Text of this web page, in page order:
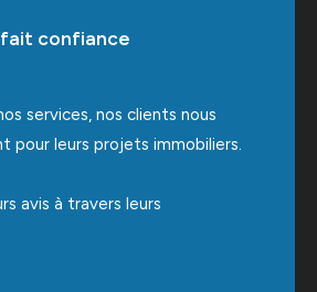
fait confiance
services, nos clients nous
pour leurs projets immobiliers.
avis à travers leurs